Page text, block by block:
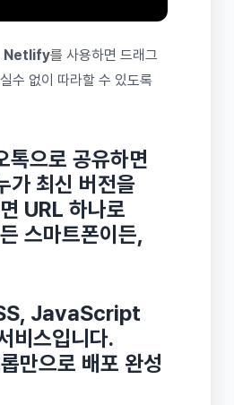
Netlify를 사용하면 드래그
수 없이 따라할 수 있도록
으로 공유하면
가 최신 버전을
URL 하나로
스마트폰이든,
JavaScript
비스입니다.
만으로 배포 완성